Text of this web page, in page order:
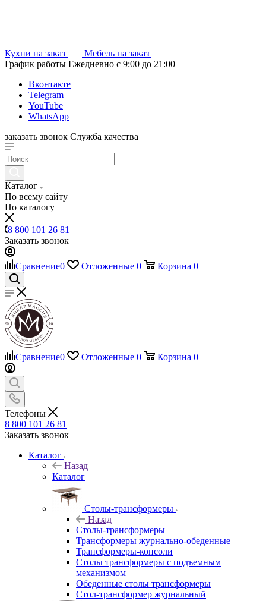
Кухни на заказ
Мебель на заказ
График работы Ежедневно с 9:00 до 21:00
Вконтакте
Telegram
YouTube
WhatsApp
заказать звонок Служба качества
Каталог
По всему сайту
По каталогу
8 800 101 26 81
Заказать звонок
Сравнение0 Отложенные 0 Корзина 0
Сравнение0 Отложенные 0 Корзина 0
Телефоны
8 800 101 26 81
Заказать звонок
Каталог
Назад
Каталог
Столы-трансформеры
Назад
Столы-трансформеры
Трансформеры журнально-обеденные
Трансформеры-консоли
Столы трансформеры с подъемным
механизмом
Обеденные столы трансформеры
Стол-трансформер журнальный